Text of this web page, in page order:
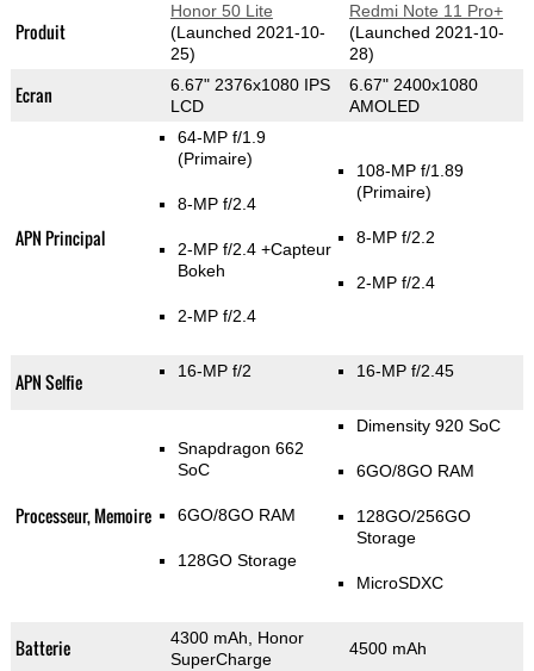
Produit
Honor 50 Lite
(Launched 2021-10-
25)
Redmi Note 11 Pro+
(Launched 2021-10-
28)
Ecran
6.67" 2376x1080 IPS
LCD
6.67" 2400x1080
AMOLED
APN Principal
64-MP f/1.9
(Primaire)
8-MP f/2.4
2-MP f/2.4 +Capteur
Bokeh
2-MP f/2.4
108-MP f/1.89
(Primaire)
8-MP f/2.2
2-MP f/2.4
APN Selfie 16-MP f/2 16-MP f/2.45
Processeur, Memoire
Snapdragon 662
SoC
6GO/8GO RAM
128GO Storage
Dimensity 920 SoC
6GO/8GO RAM
128GO/256GO
Storage
MicroSDXC
Batterie
4300 mAh, Honor
SuperCharge
4500 mAh